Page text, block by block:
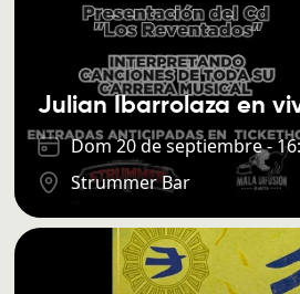
Julian Ibarrolaza en
Dom 20 de septiembre -
Strummer Bar